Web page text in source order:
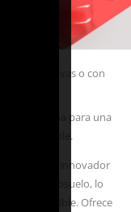
autoadhesivas o con
membrana para una
con un innovador
al subsuelo, lo
baja posible. Ofrece